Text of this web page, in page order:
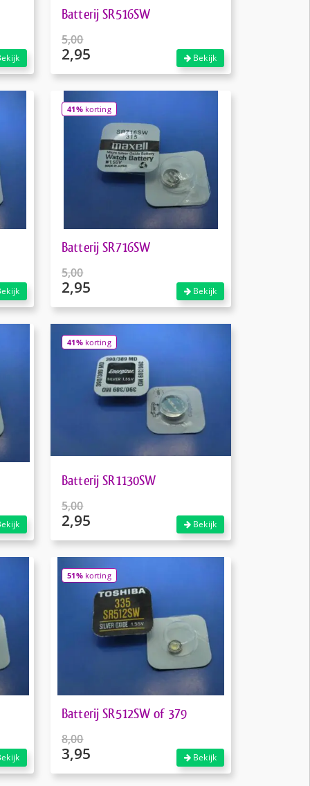
Batterij SR516SW
5,00
Oorspronkelijke
2,95
is:
€2,95.
Bekijk
41%korting
Batterij SR716SW
5,00
Oorspronkelijke
2,95
is:
€2,95.
Bekijk
41%korting
Batterij SR1130SW
5,00
Oorspronkelijke
2,95
is:
€2,95.
Bekijk
51%korting
Batterij SR512SW of 379
8,00
Oorspronkelijke
3,95 Bekijk